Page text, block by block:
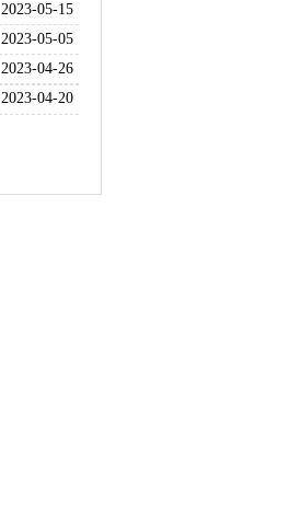
2023-05-15
2023-05-05
2023-04-26
2023-04-20